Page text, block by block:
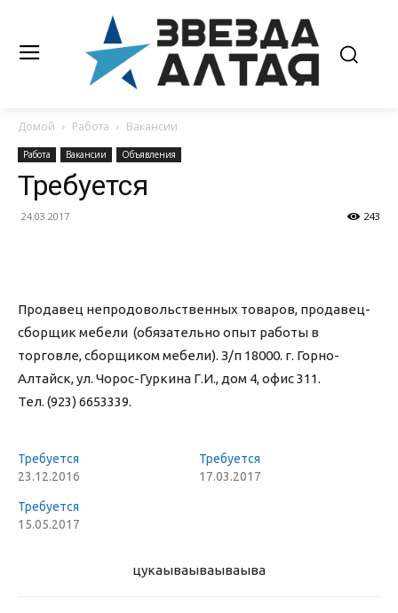
Домой Работа Вакансии
Работа Вакансии Объявления
Требуется
24.03.2017 243
Продавец непродовольственных товаров, продавец-
сборщик мебели (обязательно опыт работы в
торговле, сборщиком мебели). З/п 18000. г. Горно-
Алтайск, ул. Чорос-Гуркина Г.И., дом 4, офис 311.
Тел. (923) 6653339.
Требуется
23.12.2016
Требуется
17.03.2017
Требуется
15.05.2017
цукаываываываыва